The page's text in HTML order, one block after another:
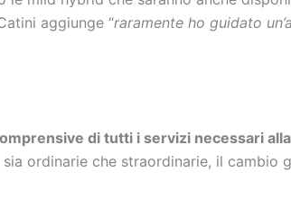
aggiunge “raramente ho guidato
di tutti i servizi necessari
ordinarie che straordinarie, il cambio